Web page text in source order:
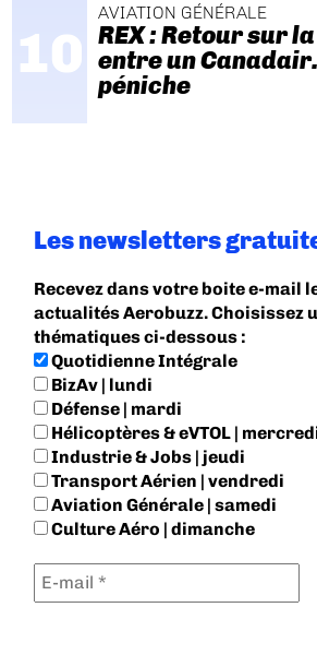
AVIATION GÉNÉRALE
REX : Retour sur
entre un
péniche
Les newsletters
Recevez dans votre boite e-mail
actualités Aerobuzz. Choisissez
thématiques ci-dessous :
Quotidienne Intégrale
BizAv | lundi
Défense | mardi
Hélicoptères & eVTOL |
Industrie & Jobs | jeudi
Transport Aérien | vendredi
Aviation Générale | samedi
Culture Aéro | dimanche